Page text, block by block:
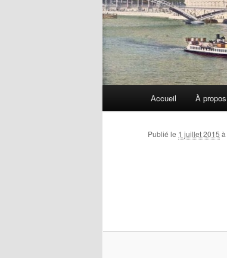
Accueil À propos
Publié le 1 juillet 2015 à